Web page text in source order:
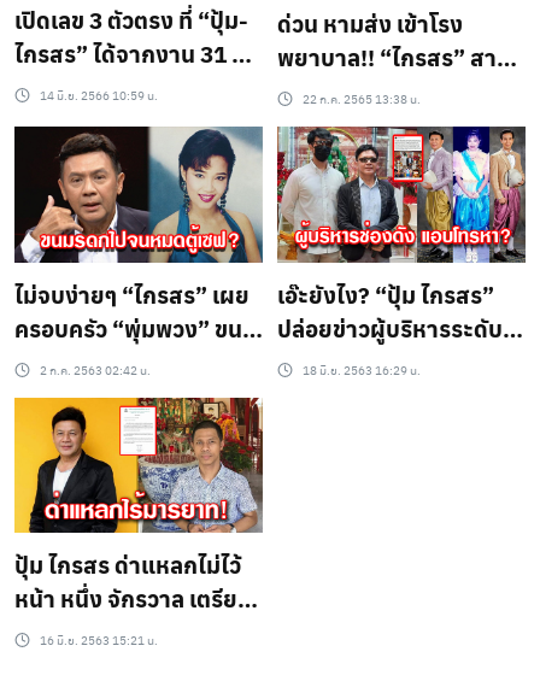
เปิดเลข 3 ตัวตรง ที่ “ปุ้ม-
ไกรสร” ได้จากงาน 31 ปี
“แม่ผึ้ง-พุ่มพวง”
14 มิ.ย. 2566 10:59 น.
ด่วน หามส่ง เข้าโรง
พยาบาล!! “ไกรสร” สามี
“พุ่มพวง ดวงจันทร์” ..?
22 ก.ค. 2565 13:38 น.
ไม่จบง่ายๆ “ไกรสร” เผย
ครอบครัว “พุ่มพวง” ขน
มรดก ไปหมดตู้เซฟ!!
2 ก.ค. 2563 02:42 น.
เอ๊ะยังไง? “ปุ้ม ไกรสร”
ปล่อยข่าวผู้บริหารระดับ
สูงช่องดัง โทรมาหา
18 มิ.ย. 2563 16:29 น.
ปุ้ม ไกรสร ด่าแหลกไม่ไว้
หน้า หนึ่ง จักรวาล เตรียม
ฟ้อง หลังจัดงานรำลึก
16 มิ.ย. 2563 15:21 น.